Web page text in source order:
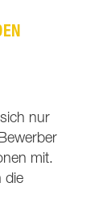
nur
mit.
die